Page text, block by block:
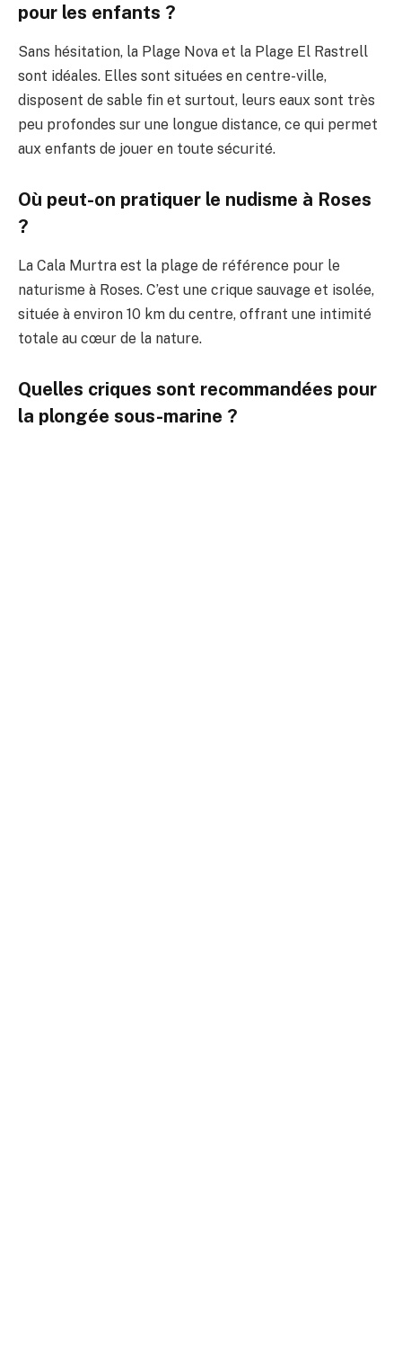
pour les enfants ?
Sans hésitation, la Plage Nova et la Plage El Rastrell
sont idéales. Elles sont situées en centre-ville,
disposent de sable fin et surtout, leurs eaux sont très
peu profondes sur une longue distance, ce qui permet
aux enfants de jouer en toute sécurité.
Où peut-on pratiquer le nudisme à Roses
?
La Cala Murtra est la plage de référence pour le
naturisme à Roses. C’est une crique sauvage et isolée,
située à environ 10 km du centre, offrant une intimité
totale au cœur de la nature.
Quelles criques sont recommandées pour
la plongée sous-marine ?